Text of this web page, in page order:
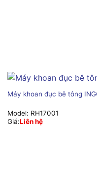
Máy khoan đục bê tông
Model: RH17001
Giá:Liên hệ